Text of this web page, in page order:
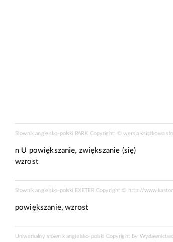
Słownik angielsko-polski PARK Copyright: © wersja książkowa
n U powiększanie, zwiększanie (się)
wzrost
Słownik angielsko-polski EXETER Copyright © http://
powiększanie, wzrost
Uniwersalny słownik angielsko-polski Copyright by